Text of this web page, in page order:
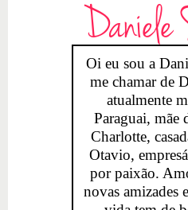
Daniele
Oi eu sou a
me chamar de
atualmente
Paraguai, mãe
Charlotte,
Otavio,
por paixão.
novas amizades